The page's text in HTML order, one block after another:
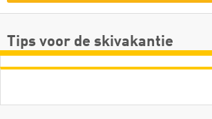
Tips voor de skivakantie